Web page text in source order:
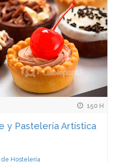
150 H
y Pastelería Artística
de Hostelería